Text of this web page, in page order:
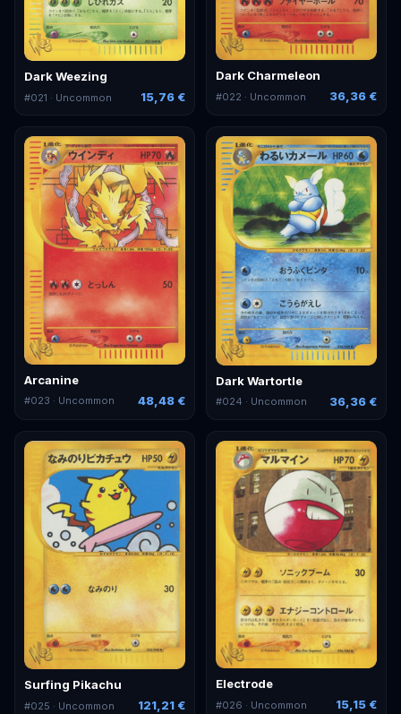
Dark Weezing
#021 · Uncommon 15,76 €
Dark Charmeleon
#022 · Uncommon 36,36 €
Arcanine
#023 · Uncommon 48,48 €
Dark Wartortle
#024 · Uncommon 36,36 €
Surfing Pikachu
#025 · Uncommon 121,21 €
Electrode
#026 · Uncommon 15,15 €